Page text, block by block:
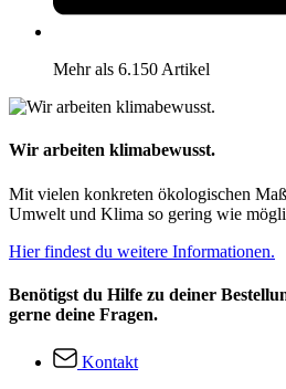
Mehr als 6.150 Artikel
Wir arbeiten klimabewusst.
Mit vielen konkreten ökologischen
Umwelt und Klima so gering wie
Hier findest du weitere Informationen.
Benötigst du Hilfe zu deiner
gerne deine Fragen.
Kontakt